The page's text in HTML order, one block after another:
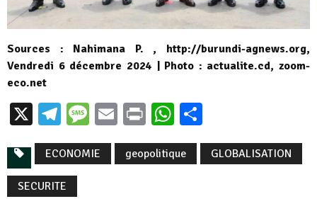
Sources : Nahimana P. , http://burundi-agnews.org,
Vendredi 6 décembre 2024 | Photo : actualite.cd, zoom-
eco.net
X Telegram
Message
EmailPrintWhatsApp
ECONOMIE geopolitique GLOBALISATION
SECURITE